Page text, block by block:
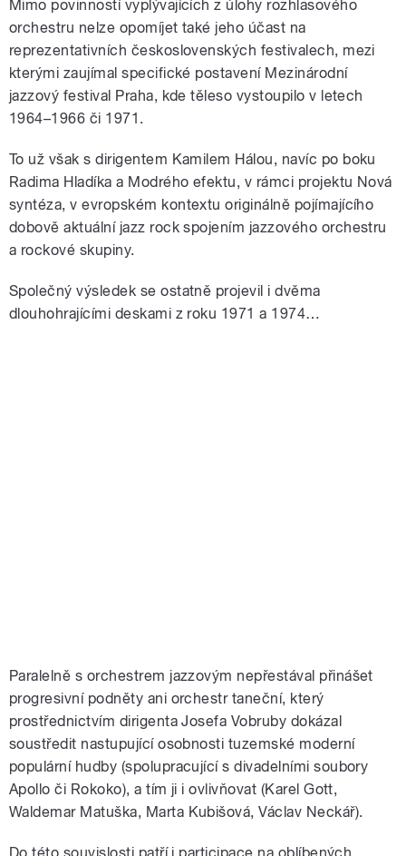
Mimo povinností vyplývajících z úlohy rozhlasového
orchestru nelze opomíjet také jeho účast na
reprezentativních československých festivalech, mezi
kterými zaujímal specifické postavení Mezinárodní
jazzový festival Praha, kde těleso vystoupilo v letech
1964–1966 či 1971.
To už však s dirigentem Kamilem Hálou, navíc po boku
Radima Hladíka a Modrého efektu, v rámci projektu Nová
syntéza, v evropském kontextu originálně pojímajícího
dobově aktuální jazz rock spojením jazzového orchestru
a rockové skupiny.
Společný výsledek se ostatně projevil i dvěma
dlouhohrajícími deskami z roku 1971 a 1974…
Paralelně s orchestrem jazzovým nepřestával přinášet
progresivní podněty ani orchestr taneční, který
prostřednictvím dirigenta Josefa Vobruby dokázal
soustředit nastupující osobnosti tuzemské moderní
populární hudby (spolupracující s divadelními soubory
Apollo či Rokoko), a tím ji i ovlivňovat (Karel Gott,
Waldemar Matuška, Marta Kubišová, Václav Neckář).